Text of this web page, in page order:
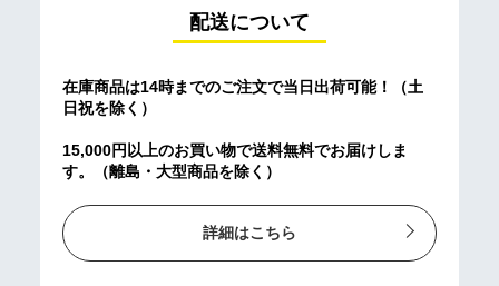
配送について
在庫商品は14時までのご注文で当日出荷可能！（土
日祝を除く）
15,000円以上のお買い物で送料無料でお届けしま
す。（離島・大型商品を除く）
詳細はこちら